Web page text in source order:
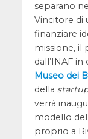
separano
Vincitore di
finanziare
missione,
dall’INAF
Museo dei
della
verrà
modello
proprio a